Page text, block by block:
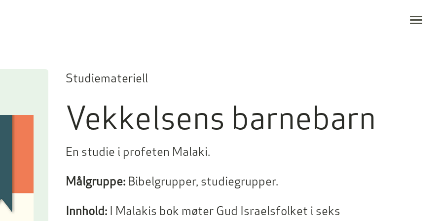
Studiemateriell
Vekkelsens barnebarn
En studie i profeten Malaki.
Målgruppe: Bibelgrupper, studiegrupper.
Innhold: I Malakis bok møter Gud Israelsfolket i seks